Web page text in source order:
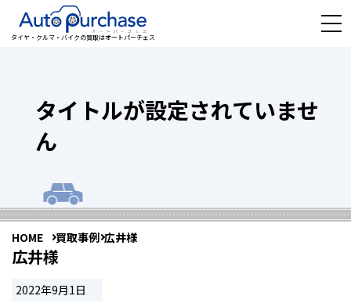
タイヤ・クルマ・バイクの買取はオートパーチェス
タイトルが設定されていませ
ん
HOME 買取事例 広井様
広井様
2022年9月1日